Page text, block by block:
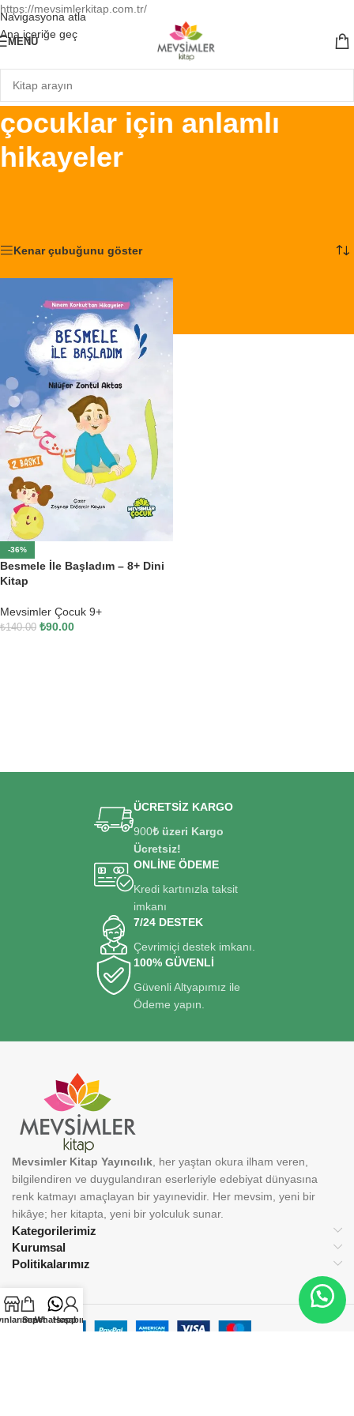
https://mevsimlerkitap.com.tr/
Navigasyona atla
Ana içeriğe geç
MENÜ
çocuklar için anlamlı
hikayeler
Kenar çubuğunu göster
-36%
Besmele İle Başladım – 8+ Dini
Kitap
Mevsimler Çocuk 9+
₺140.00 ₺90.00
ÜCRETSİZ KARGO
900₺ üzeri Kargo
Ücretsiz!
ONLİNE ÖDEME
Kredi kartınızla taksit
imkanı
7/24 DESTEK
Çevrimiçi destek imkanı.
100% GÜVENLİ
Güvenli Altyapımız ile
Ödeme yapın.
Kategorilerimiz
Kurumsal
Politikalarımız
Mevsimler Kitap Yayıncılık , her yaştan okura ilham veren,
bilgilendiren ve duygulandıran eserleriyle edebiyat dünyasına
renk katmayı amaçlayan bir yayınevidir. Her mevsim, yeni bir
hikâye; her kitapta, yeni bir yolculuk sunar.
SepetWhatsapp
Hesabım